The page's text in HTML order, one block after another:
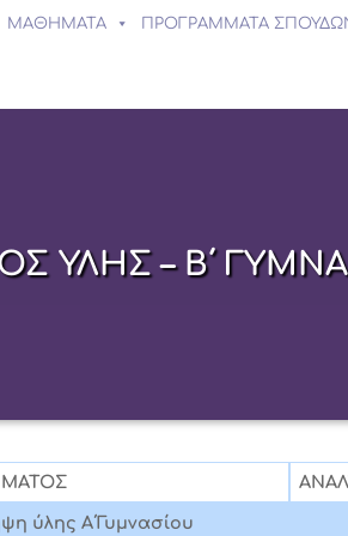
ΜΑΘΗΜΑΤΑ ΠΡΟΓΡΑΜΜΑΤΑ
ΥΛΗΣ – Β΄
ύλης Α΄Γυμνασίου